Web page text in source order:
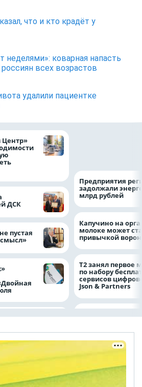
что и кто крадёт у
неделями»: коварная напасть
всех возрастов
удалили пациентке
Центр»
ДСК
пустая
Предприятия
задолжали
млрд рублей
Капучино на
молоке может
привычкой
Т2 занял первое
по набору
сервисов
Json & Partners